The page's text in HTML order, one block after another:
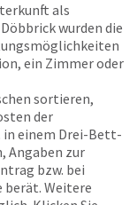
als
wurden die
ein Zimmer oder
sortieren,
der
in einem Drei-Bett-
Angaben zur
bzw. bei
berät. Weitere